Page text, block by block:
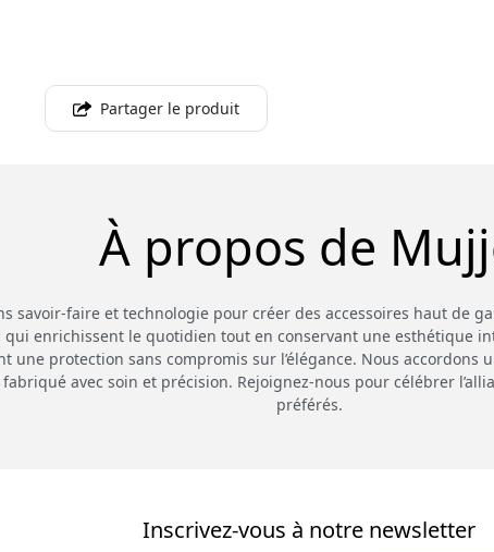
Partager le produit
À propos de
savoir-faire et technologie pour créer des accessoires haut de
enrichissent le quotidien tout en conservant une esthétique
une protection sans compromis sur l’élégance. Nous
avec soin et précision. Rejoignez-nous pour célébrer
préférés.
Inscrivez-vous à notre newsletter